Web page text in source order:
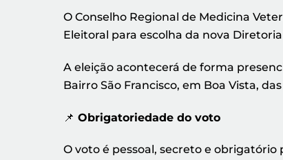
O Conselho Regional de Medicina
Eleitoral para escolha da nova
A eleição acontecerá de forma
Bairro São Francisco, em Boa Vista,
📌 Obrigatoriedade do voto
O voto é pessoal, secreto e